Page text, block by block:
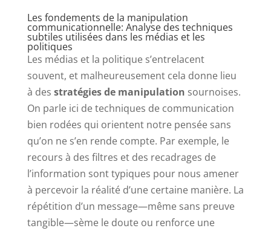
Les fondements de la manipulation
communicationnelle: Analyse des techniques
subtiles utilisées dans les médias et les
politiques
Les médias et la politique s’entrelacent
souvent, et malheureusement cela donne lieu
à des stratégies de manipulation sournoises.
On parle ici de techniques de communication
bien rodées qui orientent notre pensée sans
qu’on ne s’en rende compte. Par exemple, le
recours à des filtres et des recadrages de
l’information sont typiques pour nous amener
à percevoir la réalité d’une certaine manière. La
répétition d’un message—même sans preuve
tangible—sème le doute ou renforce une